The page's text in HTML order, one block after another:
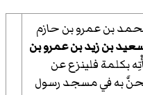
بن عمرو بن حازم
بن زيد بن عمرو بن
بكلمة فلينزع عن
به في مسجد رسول